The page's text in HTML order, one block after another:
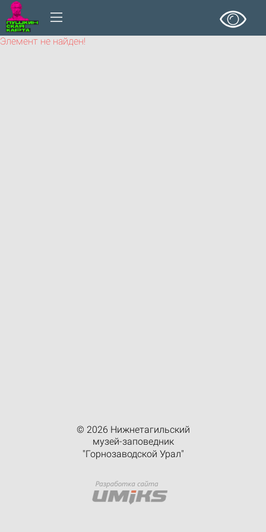
Элемент не найден!
© 2026 Нижнетагильский
музей-заповедник
"Горнозаводской Урал"